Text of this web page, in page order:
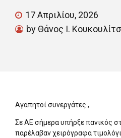
17 Απριλίου, 2026
by Θάνος Ι.
Αγαπητοί συνεργάτες ,
Σε ΑΕ σήμερα υπήρξε πανικός
παρέλαβαν χειρόγραφα